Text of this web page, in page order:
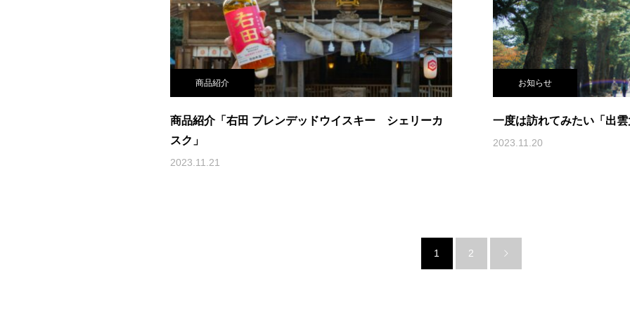
商品紹介
商品紹介「右田 ブレンデッドウイスキー シェリーカ
スク」
2023.11.21
お知らせ
一度は訪れてみたい「出
2023.11.20
1 2